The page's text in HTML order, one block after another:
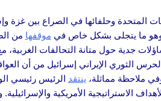
المتحدة وحلفائها في الصراع بين غزة
وهو ما يتجلى بشكل خاص في موقفها من
جدية حول متانة التحالفات الغربية،
الثوري الإيراني إسرائيل من أن
ملاحظة مماثلة، ينتقد الرئيس رئيسي
الاستراتيجية الأمريكية